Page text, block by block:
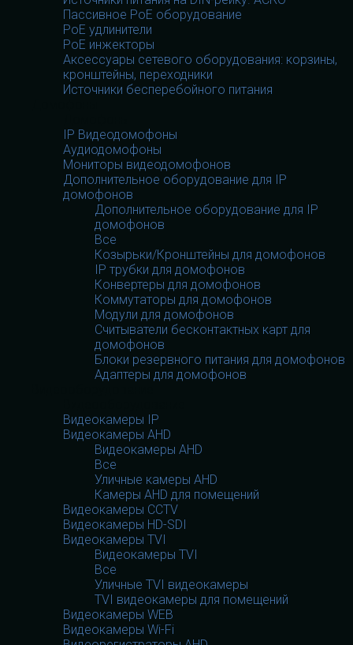
Пассивное PoE оборудование
PoE удлинители
PoE инжекторы
Аксессуары сетевого оборудования: корзины,
кронштейны, переходники
Источники бесперебойного питания
IP Видеодомофоны
Аудиодомофоны
Мониторы видеодомофонов
Дополнительное оборудование для IP
домофонов
Дополнительное оборудование для IP
домофонов
Все
Козырьки/Кронштейны для домофонов
IP трубки для домофонов
Конвертеры для домофонов
Коммутаторы для домофонов
Модули для домофонов
Считыватели бесконтактных карт для
домофонов
Блоки резервного питания для домофонов
Адаптеры для домофонов
Видеокамеры IP
Видеокамеры AHD
Видеокамеры AHD
Все
Уличные камеры AHD
Камеры AHD для помещений
Видеокамеры CCTV
Видеокамеры HD-SDI
Видеокамеры TVI
Видеокамеры TVI
Все
Уличные TVI видеокамеры
TVI видеокамеры для помещений
Видеокамеры WEB
Видеокамеры Wi-Fi